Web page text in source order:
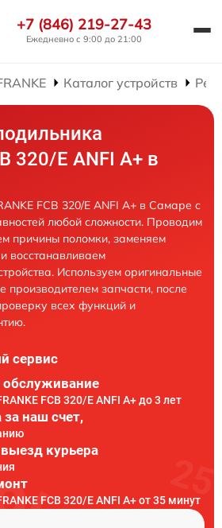
+7 (846) 219-27-43
Ежедневно с 9:00 до 21:00
Каталог устройств
320/E ANFI A+ в
FCB 320/E ANFI A+ в Самаре с
любой сложности. Проводим
причины поломки, заменяем
восстанавливаем
Используем оригинальные
производителем запчасти, после
всех функций и
сервис
обслуживание
FCB 320/E ANFI A+ до 3 лет
наш счет,
курьера
FCB 320/E ANFI A+ от 35 минут